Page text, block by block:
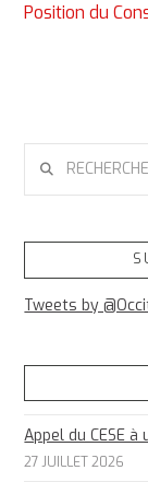
Position du
Tweets by
Appel du CESE
27 JUILLET 2026